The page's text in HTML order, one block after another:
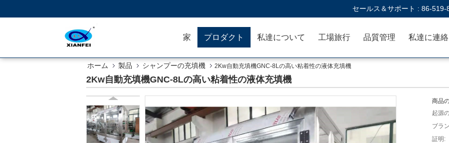
セールス＆サポート : 86-519-
家 プロダクト 私達について 工場旅行 品質管理
ホーム 製品 シャンプーの充填機 2Kw自動充填機GNC-8Lの高い粘着性の液体充填機
2Kw自動充填機GNC-8Lの高い粘着性の液体充填機
商品
起源
ブラ
証明: